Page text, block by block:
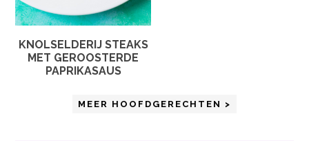
KNOLSELDERIJ STEAKS
MET GEROOSTERDE
PAPRIKASAUS
MEER HOOFDGERECHTEN >